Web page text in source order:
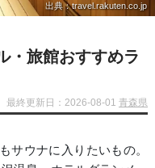
出典：travel.rakuten.co.jp
・旅館おすすめラ
最終更新日：2026-08-01青森県
サウナに入りたいもの。